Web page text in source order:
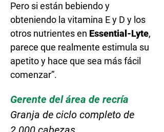
Pero si están bebiendo y
obteniendo la vitamina E y D y los
otros nutrientes en Essential-Lyte,
parece que realmente estimula su
apetito y hace que sea más fácil
comenzar”.
Gerente del área de recría
Granja de ciclo completo de